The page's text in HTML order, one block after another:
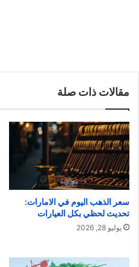
مقالات ذات صلة
سعر الذهب اليوم في الامارات:
تحديث لحظي بكل العيارات
يوليو 28, 2026